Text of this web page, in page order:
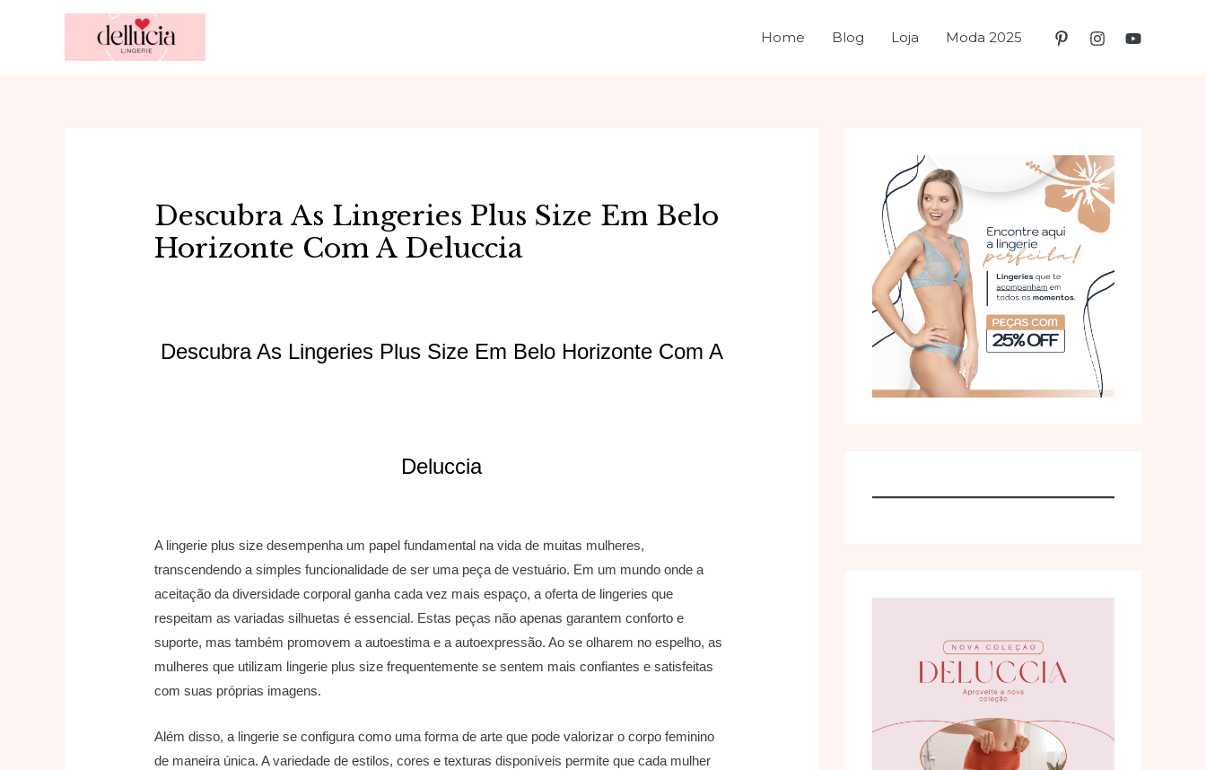
Home Blog Loja Moda 2025
Descubra As Lingeries Plus Size Em Belo
Horizonte Com A Deluccia
Descubra As Lingeries Plus Size Em Belo Horizonte Com A
Deluccia
A lingerie plus size desempenha um papel fundamental na vida de muitas mulheres,
transcendendo a simples funcionalidade de ser uma peça de vestuário. Em um mundo onde a
aceitação da diversidade corporal ganha cada vez mais espaço, a oferta de lingeries que
respeitam as variadas silhuetas é essencial. Estas peças não apenas garantem conforto e
suporte, mas também promovem a autoestima e a autoexpressão. Ao se olharem no espelho, as
mulheres que utilizam lingerie plus size frequentemente se sentem mais confiantes e satisfeitas
com suas próprias imagens.
Além disso, a lingerie se configura como uma forma de arte que pode valorizar o corpo feminino
de maneira única. A variedade de estilos, cores e texturas disponíveis permite que cada mulher